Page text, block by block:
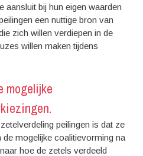
aansluit bij hun eigen waarden
een nuttige bron van
zich willen verdiepen in de
willen maken tijdens
mogelijke
peilingen is dat ze
de mogelijke coalitievorming na
hoe de zetels verdeeld